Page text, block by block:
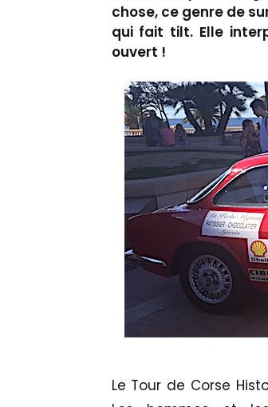
chose, ce genre de
qui fait tilt. Elle
ouvert !
Le Tour de Corse